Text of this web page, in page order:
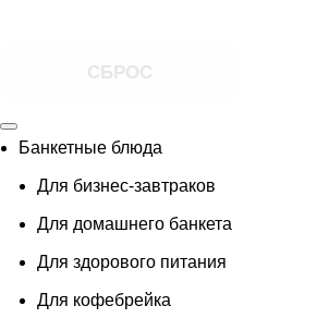
СБРОС
Банкетные блюда
Для бизнес-завтраков
Для домашнего банкета
Для здорового питания
Для кофебрейка